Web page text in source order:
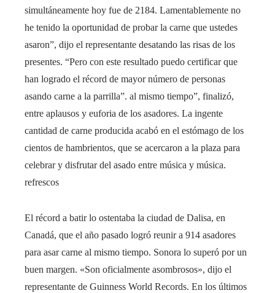
simultáneamente hoy fue de 2184. Lamentablemente no
he tenido la oportunidad de probar la carne que ustedes
asaron”, dijo el representante desatando las risas de los
presentes. “Pero con este resultado puedo certificar que
han logrado el récord de mayor número de personas
asando carne a la parrilla”. al mismo tiempo”, finalizó,
entre aplausos y euforia de los asadores. La ingente
cantidad de carne producida acabó en el estómago de los
cientos de hambrientos, que se acercaron a la plaza para
celebrar y disfrutar del asado entre música y música.
refrescos
El récord a batir lo ostentaba la ciudad de Dalisa, en
Canadá, que el año pasado logró reunir a 914 asadores
para asar carne al mismo tiempo. Sonora lo superó por un
buen margen. «Son oficialmente asombrosos», dijo el
representante de Guinness World Records. En los últimos